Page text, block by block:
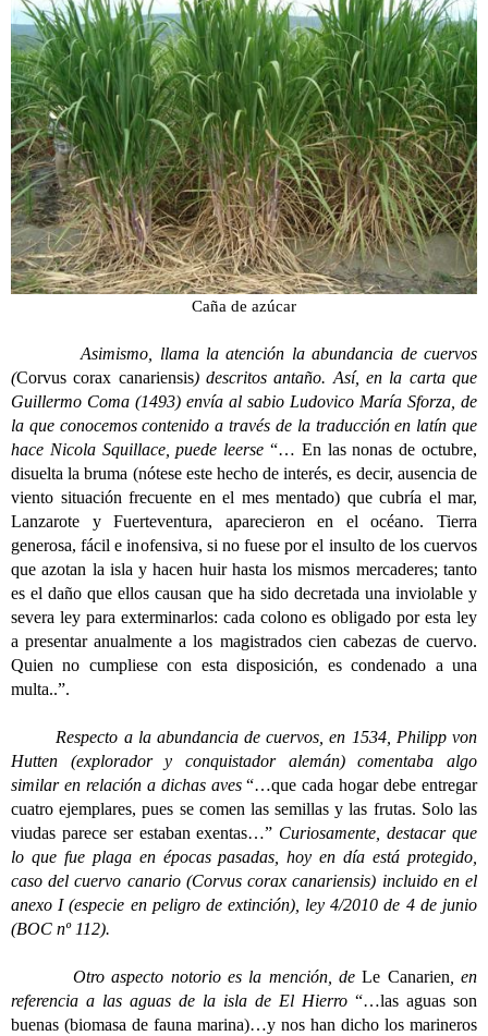
Caña de azúcar
Asimismo, llama la atención la abundancia de cuervos
(Corvus corax canariensis) descritos antaño. Así, en la carta que
Guillermo Coma (1493) envía al sabio Ludovico María Sforza, de
la que conocemos contenido a través de la traducción en latín que
hace Nicola Squillace, puede leerse “… En las nonas de octubre,
disuelta la bruma (nótese este hecho de interés, es decir, ausencia de
viento situación frecuente en el mes mentado) que cubría el mar,
Lanzarote y Fuerteventura, aparecieron en el océano. Tierra
generosa, fácil e inofensiva, si no fuese por el insulto de los cuervos
que azotan la isla y hacen huir hasta los mismos mercaderes; tanto
es el daño que ellos causan que ha sido decretada una inviolable y
severa ley para exterminarlos: cada colono es obligado por esta ley
a presentar anualmente a los magistrados cien cabezas de cuervo.
Quien no cumpliese con esta disposición, es condenado a una
multa..”.
Respecto a la abundancia de cuervos, en 1534, Philipp von
Hutten (explorador y conquistador alemán) comentaba algo
similar en relación a dichas aves“…que cada hogar debe entregar
cuatro ejemplares, pues se comen las semillas y las frutas. Solo las
viudas parece ser estaban exentas…” Curiosamente, destacar que
lo que fue plaga en épocas pasadas, hoy en día está protegido,
caso del cuervo canario (Corvus corax canariensis) incluido en el
anexo I (especie en peligro de extinción), ley 4/2010 de 4 de junio
(BOC nº 112).
Otro aspecto notorio es la mención, deLe Canarien , en
referencia a las aguas de la isla de El Hierro “…las aguas son
buenas (biomasa de fauna marina)…y nos han dicho los marineros